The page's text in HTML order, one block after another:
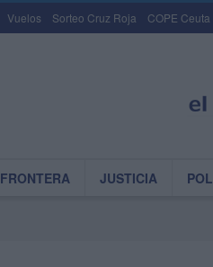
Vuelos Sorteo Cruz Roja COPE Ceuta
FRONTERA JUSTICIA